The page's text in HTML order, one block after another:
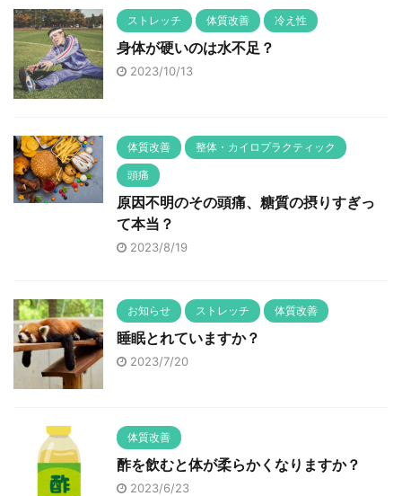
ストレッチ 体質改善 冷え性
身体が硬いのは水不足？
2023/10/13
体質改善 整体・カイロプラクティック
頭痛
原因不明のその頭痛、糖質の摂りすぎっ
て本当？
2023/8/19
お知らせ ストレッチ 体質改善
睡眠とれていますか？
2023/7/20
体質改善
酢を飲むと体が柔らかくなりますか？
2023/6/23